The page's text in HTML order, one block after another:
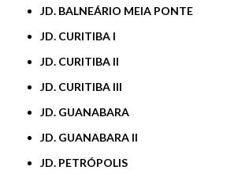
JD. BALNEÁRIO MEIA PONTE
JD. CURITIBA I
JD. CURITIBA II
JD. CURITIBA III
JD. GUANABARA
JD. GUANABARA II
JD. PETRÓPOLIS